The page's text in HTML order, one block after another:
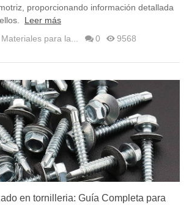
proporcionando información detallada
Leer más
Materiales para la... 0 9568
en tornilleria: Guía Completa para